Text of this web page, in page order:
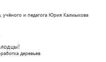
учёного и педагога Юрия Калмыкова
деревьев